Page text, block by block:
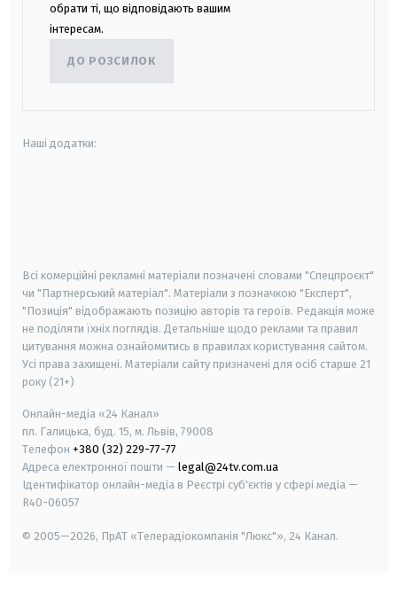
обрати ті, що відповідають вашим
інтересам.
ДО РОЗСИЛОК
Наші додатки:
Всі комерційні рекламні матеріали позначені словами "Спецпроєкт"
чи "Партнерський матеріал". Матеріали з позначкою "Експерт",
"Позиція" відображають позицію авторів та героїв. Редакція може
не поділяти їхніх поглядів. Детальніше щодо реклами та правил
цитування можна ознайомитись в правилах користування сайтом.
Усі права захищені. Матеріали сайту призначені для осіб старше 21
року (21+)
Онлайн-медіа «24 Канал»
пл. Галицька, буд. 15, м. Львів, 79008
Телефон +380 (32) 229-77-77
Адреса електронної пошти — legal@24tv.com.ua
Ідентифікатор онлайн-медіа в Реєстрі суб'єктів у сфері медіа —
R40-06057
© 2005—2026, ПрАТ «Телерадіокомпанія "Люкс"», 24 Канал.